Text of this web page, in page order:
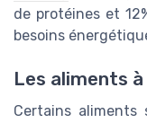
de protéines et
besoins
Les aliments
Certains